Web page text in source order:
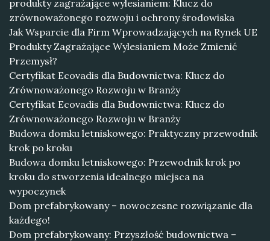
produkty zagrażające wylesianiem: Klucz do
zrównoważonego rozwoju i ochrony środowiska
Jak Wsparcie dla Firm Wprowadzających na Rynek UE
Produkty Zagrażające Wylesianiem Może Zmienić
Przemysł?
Certyfikat Ecovadis dla Budownictwa: Klucz do
Zrównoważonego Rozwoju w Branży
Certyfikat Ecovadis dla Budownictwa: Klucz do
Zrównoważonego Rozwoju w Branży
Budowa domku letniskowego: Praktyczny przewodnik
krok po kroku
Budowa domku letniskowego: Przewodnik krok po
kroku do stworzenia idealnego miejsca na
wypoczynek
Dom prefabrykowany – nowoczesne rozwiązanie dla
każdego!
Dom prefabrykowany: Przyszłość budownictwa –